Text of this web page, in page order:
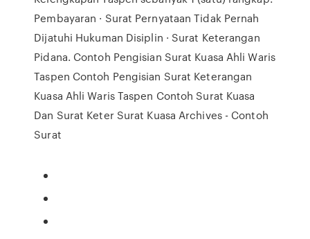
Pembayaran · Surat Pernyataan Tidak Pernah
Dijatuhi Hukuman Disiplin · Surat Keterangan
Pidana. Contoh Pengisian Surat Kuasa Ahli Waris
Taspen Contoh Pengisian Surat Keterangan
Kuasa Ahli Waris Taspen Contoh Surat Kuasa
Dan Surat Keter Surat Kuasa Archives - Contoh
Surat